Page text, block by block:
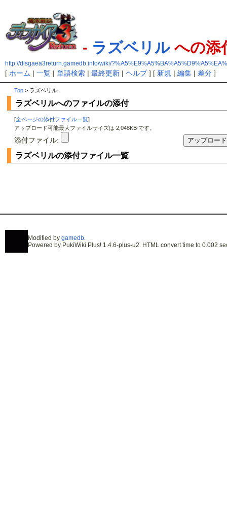
- ラズベリルへの添
http://disgaea3return.gamedb.info/wiki/
[ ホーム | 一覧| 単語検索| 最終更新| ヘルプ] [ 新規 | 編集| 差分]
Top > ラズベリル
ラズベリルへのファイルの添付
[全ページの添付ファイル一覧]
アップロード可能最大ファイルサイズは 2,048KB です。
添付ファイル:
ラズベリルの添付ファイル一覧
Modified by gamedb.
Powered by PukiWiki Plus! 1.4.6-plus-u2. HTML convert time to 0.002